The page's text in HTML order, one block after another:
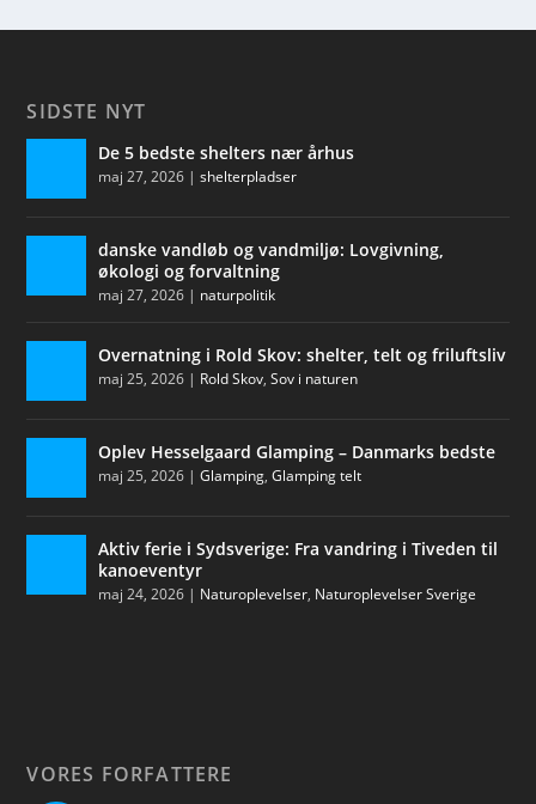
SIDSTE NYT
De 5 bedste shelters nær århus
maj 27, 2026 |shelterpladser
danske vandløb og vandmiljø: Lovgivning,
økologi og forvaltning
maj 27, 2026 | naturpolitik
Overnatning i Rold Skov: shelter, telt og friluftsliv
maj 25, 2026 | Rold Skov,Sov i naturen
Oplev Hesselgaard Glamping – Danmarks bedste
maj 25, 2026 |Glamping,Glamping telt
Aktiv ferie i Sydsverige: Fra vandring i Tiveden til
kanoeventyr
maj 24, 2026 | Naturoplevelser, Naturoplevelser Sverige
VORES FORFATTERE